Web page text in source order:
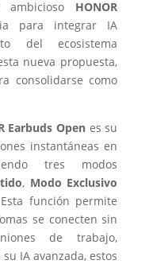
HONOR
para integrar IA
del ecosistema
nueva propuesta,
consolidarse como
Earbuds Open es su
instantáneas en
tres modos
, Modo Exclusivo
función permite
se conecten sin
de trabajo,
IA avanzada, estos